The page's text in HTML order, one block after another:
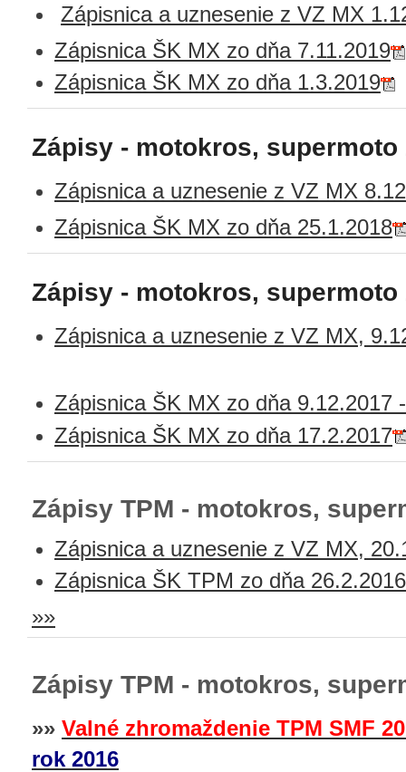
Zápisnica a uznesenie z VZ MX
Zápisnica ŠK MX zo dňa 7.11.2019
Zápisnica ŠK MX zo dňa 1.3.2019
Zápisy - motokros, supermoto
Zápisnica a uznesenie z VZ MX
Zápisnica ŠK MX zo dňa 25.1.2018
Zápisy - motokros, supermoto
Zápisnica a uznesenie z VZ MX,
Zápisnica ŠK MX zo dňa 9.12.2017
Zápisnica ŠK MX zo dňa 17.2.2017
Zápisy TPM - motokros,
Zápisnica a uznesenie z VZ MX,
Zápisnica ŠK TPM zo dňa 26.2.2016
»»
Zápisy TPM - motokros,
»» Valné zhromaždenie TPM SMF
rok 2016